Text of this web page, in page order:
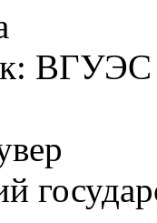
ВГУЭС